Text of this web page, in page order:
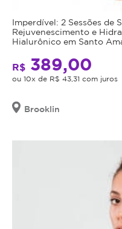
Imperdível: 2 Sessões de
Rejuvenescimento e
Hialurônico em Santo
R$ 389,00
ou 10x de R$ 43,31 com juros
Brooklin